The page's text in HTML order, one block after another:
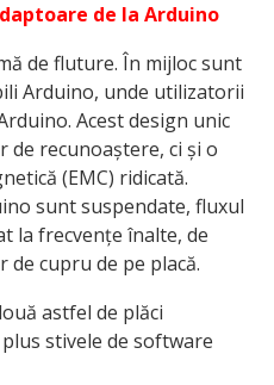
de la Arduino
de fluture. În mijloc sunt
Arduino, unde utilizatorii
Acest design unic
recunoaștere, ci și o
(EMC) ridicată.
sunt suspendate, fluxul
la frecvențe înalte, de
cupru de pe placă.
astfel de plăci
stivele de software